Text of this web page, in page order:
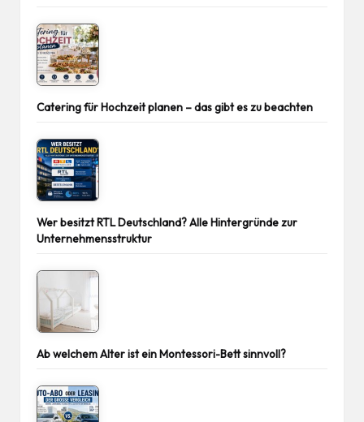
Catering für Hochzeit planen – das gibt es zu beachten
Wer besitzt RTL Deutschland? Alle Hintergründe zur
Unternehmensstruktur
Ab welchem Alter ist ein Montessori-Bett sinnvoll?